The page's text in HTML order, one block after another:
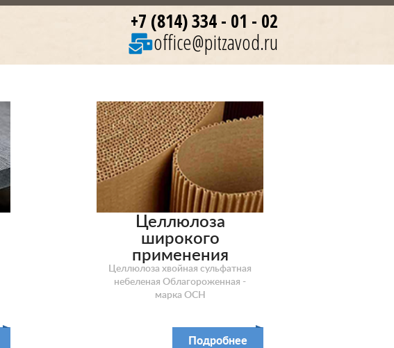
+7 (814) 334 - 01 - 02
office@pitzavod.ru
Целлюлоза
широкого
применения
Целлюлоза хвойная сульфатная
небеленая Облагороженная -
марка ОСН
Подробнее